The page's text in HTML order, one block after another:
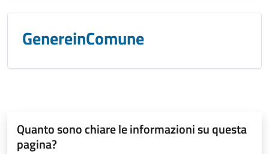
GenereinComune
Quanto sono chiare le informazioni su questa
pagina?